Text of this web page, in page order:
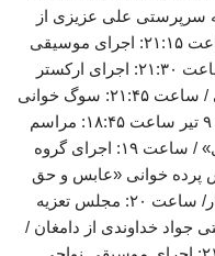
سرپرستی علی عزیزی از
گرمسار / ساعت ۲۱: شعرخوانی / ساعت ۲۱:۱۵: اجرای موسیقی
نواحی «چاوشی خوانی – گیلان» / ساعت ۲۱:۳۰: اجرای ارکستر
سازهای بادی به سرپرستی سینا ذکایی / ساعت ۲۱:۴۵: سوگ خوانی
هنرمندان موسیقی ایران. * سه شنبه ۹ تیر ساعت ۱۸:۴۵: مراسم
سنج و دمام نوازی گروه «آوای ساحل» / ساعت ۱۹: اجرای گروه
/ ساعت ۱۹:۲۰: مجلس پرده خوانی «عابس و حق
الناس» با هنرمندی ابوالفضل ورمزیار/ ساعت ۲۰: مجلس تعزیه
خداوندی از دامغان /